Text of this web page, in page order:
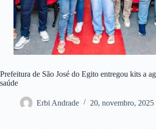
Prefeitura de São José do Egito entregou kits a
saúde
Erbi Andrade 20, novembro, 2025